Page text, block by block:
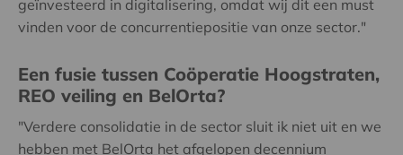
geïnvesteerd in digitalisering, omdat wij dit een must
vinden voor de concurrentiepositie van onze sector."
Een fusie tussen Coöperatie Hoogstraten,
REO veiling en BelOrta?
"Verdere consolidatie in de sector sluit ik niet uit en we
hebben met BelOrta het afgelopen decennium